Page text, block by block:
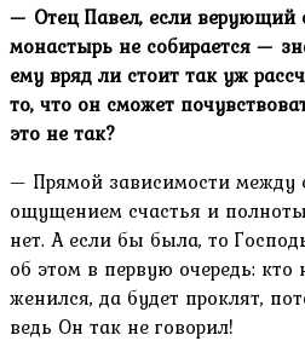
— Отец Павел, если верующий
монастырь не собирается —
ему вряд ли стоит так уж
то, что он сможет
это не так?
— Прямой зависимости
ощущением счастья и
нет. А если бы была, то
об этом в первую очередь:
женился, да будет проклят,
ведь Он так не говорил!